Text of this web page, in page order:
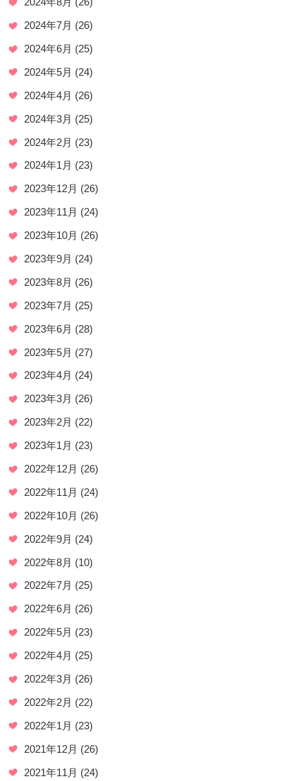
2024年7月 (26)
2024年6月 (25)
2024年5月 (24)
2024年4月 (26)
2024年3月 (25)
2024年2月 (23)
2024年1月 (23)
2023年12月 (26)
2023年11月 (24)
2023年10月 (26)
2023年9月 (24)
2023年8月 (26)
2023年7月 (25)
2023年6月 (28)
2023年5月 (27)
2023年4月 (24)
2023年3月 (26)
2023年2月 (22)
2023年1月 (23)
2022年12月 (26)
2022年11月 (24)
2022年10月 (26)
2022年9月 (24)
2022年8月 (10)
2022年7月 (25)
2022年6月 (26)
2022年5月 (23)
2022年4月 (25)
2022年3月 (26)
2022年2月 (22)
2022年1月 (23)
2021年12月 (26)
2021年11月 (24)